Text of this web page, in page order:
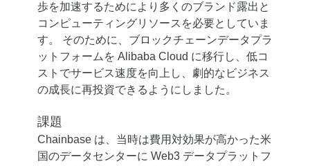
歩を加速するためにより多くのブランド露出と
コンピューティングリソースを必要としていま
す。 そのために、ブロックチェーンデータプラ
ットフォームを Alibaba Cloud に移行し、低コ
ストでサービス速度を向上し、劇的なビジネス
の成長に再投資できるようにしました。
課題
Chainbase は、当時は費用対効果が高かった米
国のデータセンターに Web3 データプラットフ